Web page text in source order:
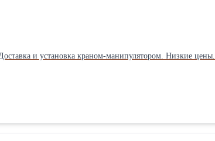
Доставка и установка краном-манипулятором. Низкие